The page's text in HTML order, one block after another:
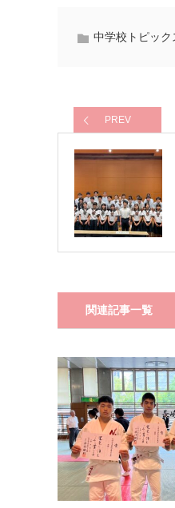
中学校トピック
PREV
関連記事一覧